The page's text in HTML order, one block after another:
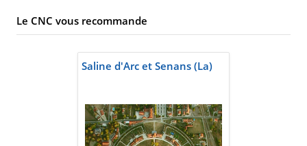
Le CNC vous recommande
Saline d'Arc et Senans (La)